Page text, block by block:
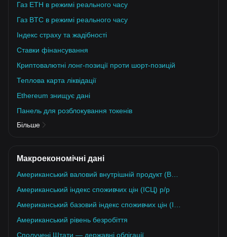
Газ ETH в режимі реального часу
Газ BTC в режимі реального часу
Індекс страху та жадібності
Ставки фінансування
Криптовалютні лонг-позиції проти шорт-позицій
Теплова карта ліквідації
Ethereum знищує дані
Панель для розблокування токенів
Більше
Макроекономічні дані
Американський індекс споживчих цін (ІСЦ) р/р
Американський рівень безробіття
Сполучені Штати — державні облігації